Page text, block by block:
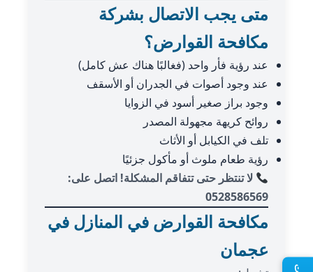
متى يجب الاتصال بشركة
مكافحة القوارض؟
عند رؤية فأر واحد (فغالبًا هناك عش كامل)
عند وجود أصوات في الجدران أو الأسقف
وجود براز صغير أسود في الزوايا
روائح كريهة مجهولة المصدر
تلف في الكيابل أو الأثاث
رؤية طعام ملوث أو مأكول جزئيًا
لا تنتظر حتى تتفاقم المشكلة! اتصل على:
0528586569
مكافحة القوارض في المنازل في
عجمان